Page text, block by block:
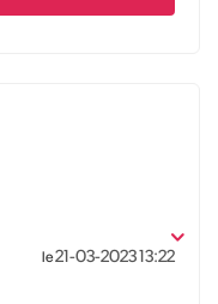
le‎21-03-202313:22